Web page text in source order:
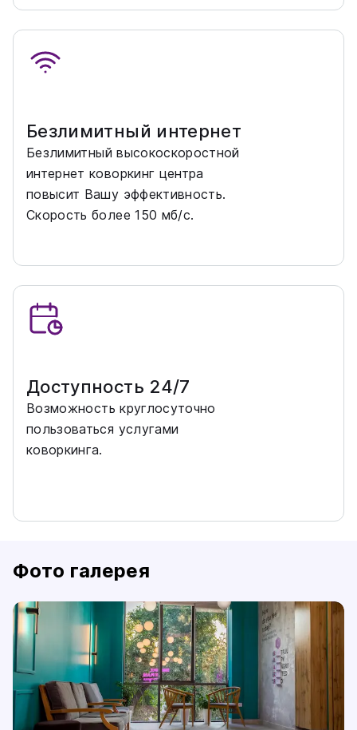
Безлимитный интернет
Безлимитный высокоскоростной
интернет коворкинг центра
повысит Вашу эффективность.
Скорость более 150 мб/с.
Доступность 24/7
Возможность круглосуточно
пользоваться услугами
коворкинга.
Фото галерея